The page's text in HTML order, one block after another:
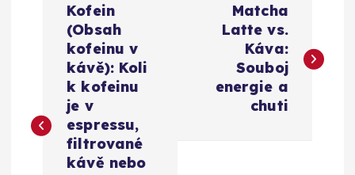
i
Kofein
(Obsah
kofeinu v
kávě): Koli
k kofeinu
je v
espressu,
filtrované
kávě nebo
Matcha
Latte vs.
Káva:
Souboj
energie a
chuti